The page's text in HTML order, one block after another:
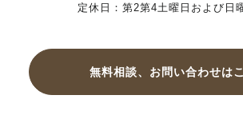
定休日：第2第4土曜日および日
無料相談、お問い合わせは